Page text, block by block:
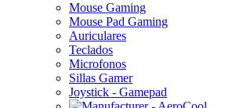
Mouse Gaming
Mouse Pad Gaming
Auriculares
Teclados
Microfonos
Sillas Gamer
Joystick - Gamepad